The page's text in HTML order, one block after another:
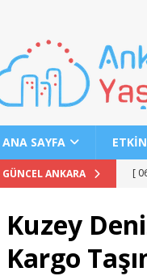
ANA SAYFA
GÜNCEL ANKARA [
[
Kuzey
Kargo